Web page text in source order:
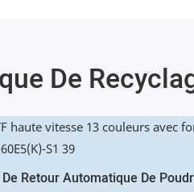
De
Retour Automatique De